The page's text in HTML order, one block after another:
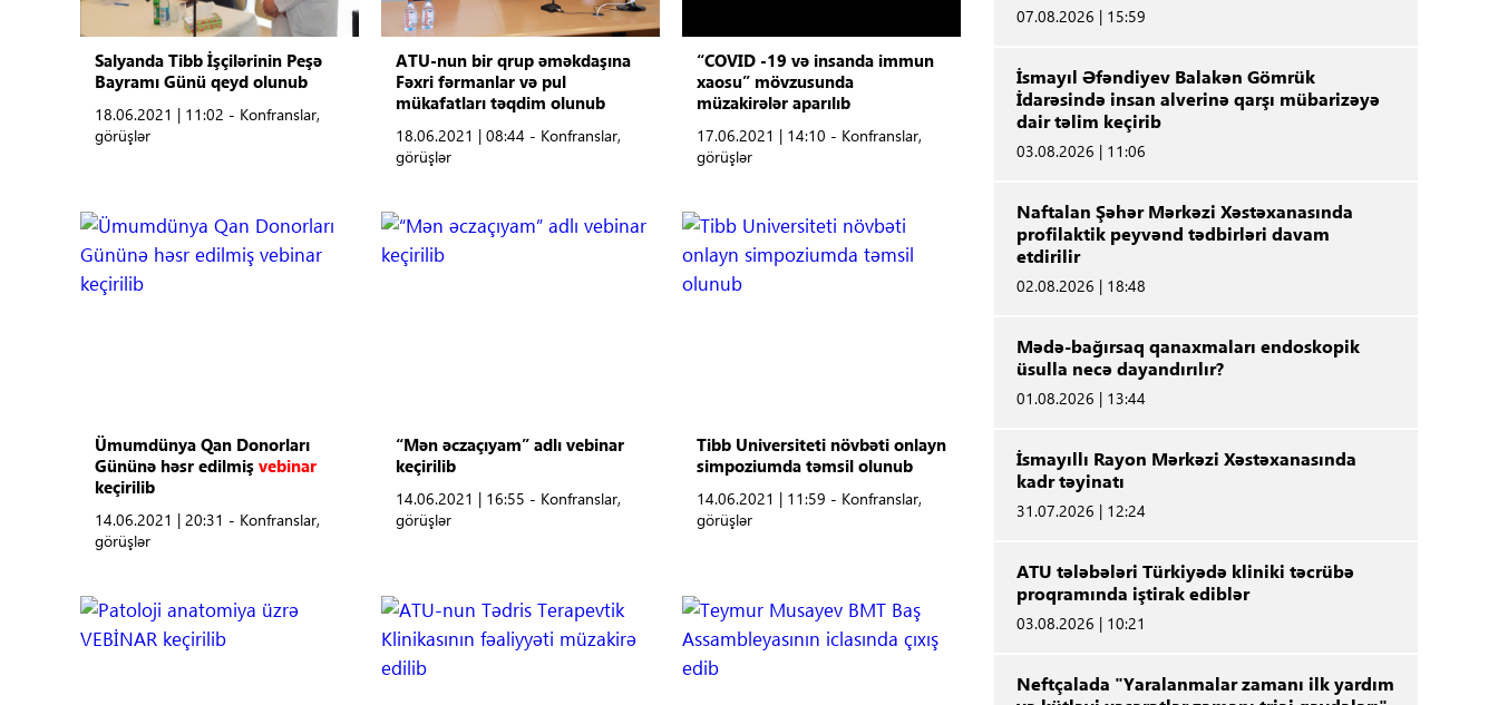
Salyanda Tibb İşçilərinin Peşə
Bayramı Günü qeyd olunub
18.06.2021 | 11:02 - Konfranslar,
görüşlər
ATU-nun bir qrup əməkdaşına
Fəxri fərmanlar və pul
mükafatları təqdim olunub
18.06.2021 | 08:44 - Konfranslar,
görüşlər
“COVID -19 və insanda immun
xaosu” mövzusunda
müzakirələr aparılıb
17.06.2021 | 14:10 - Konfranslar,
görüşlər
Ümumdünya Qan Donorları
Gününə həsr edilmiş vebinar
keçirilib
14.06.2021 | 20:31 - Konfranslar,
görüşlər
“Mən əczaçıyam” adlı vebinar
keçirilib
14.06.2021 | 16:55 - Konfranslar,
görüşlər
Tibb Universiteti növbəti onlayn
simpoziumda təmsil olunub
14.06.2021 | 11:59 - Konfranslar,
görüşlər
07.08.2026 | 15:59
İsmayıl Əfəndiyev Balakən Gömrük
İdarəsində insan alverinə qarşı mübarizəyə
dair təlim keçirib
03.08.2026 | 11:06
Naftalan Şəhər Mərkəzi Xəstəxanasında
profilaktik peyvənd tədbirləri davam
etdirilir
02.08.2026 | 18:48
Mədə-bağırsaq qanaxmaları endoskopik
üsulla necə dayandırılır?
01.08.2026 | 13:44
İsmayıllı Rayon Mərkəzi Xəstəxanasında
kadr təyinatı
31.07.2026 | 12:24
ATU tələbələri Türkiyədə kliniki təcrübə
proqramında iştirak ediblər
03.08.2026 | 10:21
Neftçalada "Yaralanmalar zamanı ilk yardım